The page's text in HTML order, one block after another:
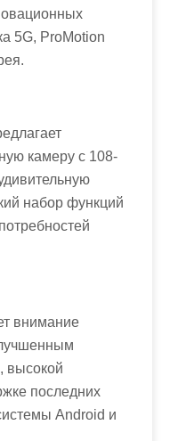
5G, ProMotion
камеру с 108-
набор функций
внимание
высокой
последних
Android и